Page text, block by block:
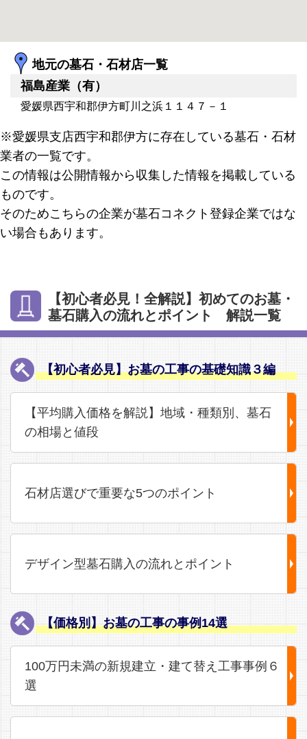
地元の墓石・石材店一覧
福島産業（有）
愛媛県西宇和郡伊方町川之浜１１４７－１
※愛媛県支店西宇和郡伊方に存在している墓石・石材
業者の一覧です。
この情報は公開情報から収集した情報を掲載している
ものです。
そのためこちらの企業が墓石コネクト登録企業ではな
い場合もあります。
【初心者必見！全解説】初めてのお墓・
墓石購入の流れとポイント 解説一覧
【初心者必見】お墓の工事の基礎知識３編
【平均購入価格を解説】地域・種類別、墓石
の相場と値段
石材店選びで重要な5つのポイント
デザイン型墓石購入の流れとポイント
【価格別】お墓の工事の事例14選
100万円未満の新規建立・建て替え工事事例６
選